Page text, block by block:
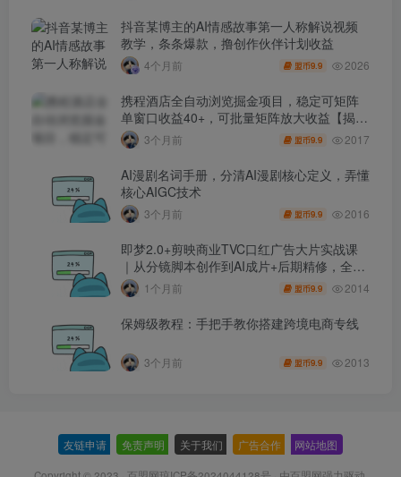
抖音某博主的AI情感故事第一人称解说视频
教学，条条爆款，撸创作伙伴计划收益
4个月前 盟币9.9 2026
携程酒店全自动浏览掘金项目，稳定可矩阵
单窗口收益40+，可批量矩阵放大收益【揭
秘】3个月前 盟币9.9 2017
AI漫剧名词手册，分清AI漫剧核心定义，弄懂
核心AIGC技术
3个月前 盟币9.9 2016
即梦2.0+剪映商业TVC口红广告大片实战课
｜从分镜脚本创作到AI成片+后期精修，全流
程打造品牌级产品广告
1个月前 盟币9.9 2014
保姆级教程：手把手教你搭建跨境电商专线
3个月前 盟币9.9 2013
友链申请 免责声明 关于我们 广告合作 网站地图